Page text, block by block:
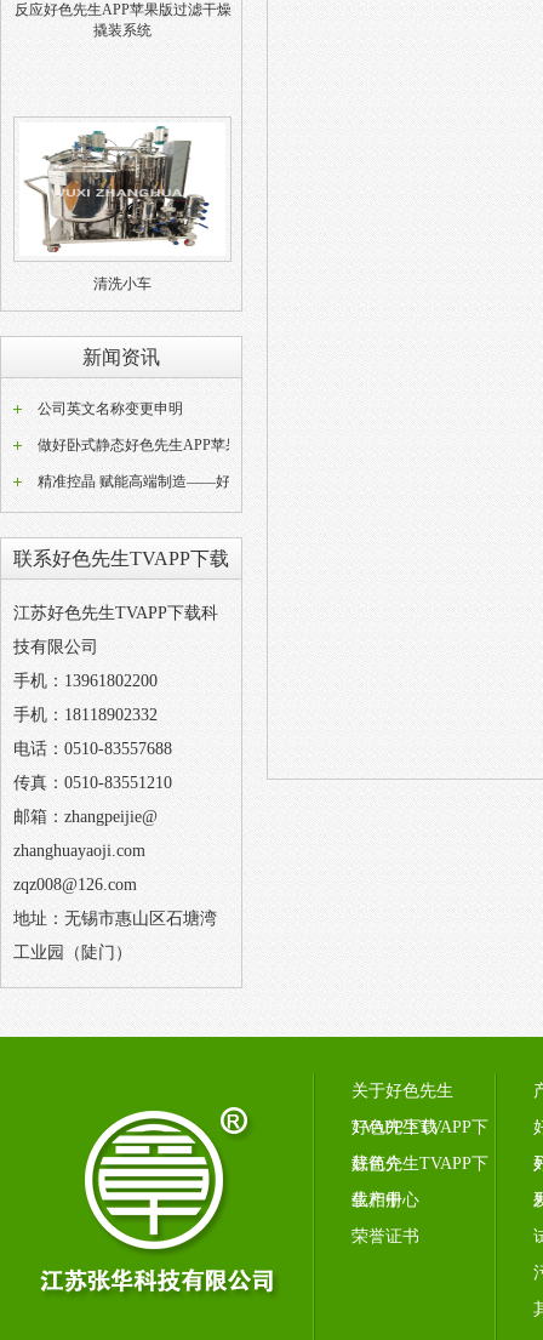
反应好色先生APP苹果版过滤干燥
撬装系统
清洗小车
新闻资讯
公司英文名称变更申明
联系好色先生TVAPP下载
江苏好色先生TVAPP下载科
技有限公司
手机：13961802200
手机：18118902332
电话：0510-83557688
传真：0510-83551210
邮箱：zhangpeijie@
zhanghuayaoji.com
zqz008@126.com
地址：无锡市惠山区石塘湾
工业园（陡门）
关于好色先生
TVAPP下载
好色先生TVAPP下
载简介
好色先生TVAPP下
载相册
生产中心
荣誉证书